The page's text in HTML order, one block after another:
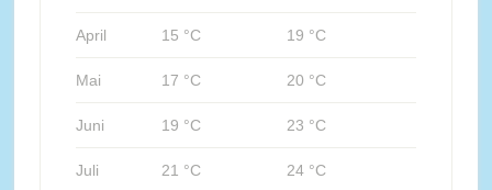
April 15 °C 19 °C
Mai 17 °C 20 °C
Juni 19 °C 23 °C
Juli 21 °C 24 °C